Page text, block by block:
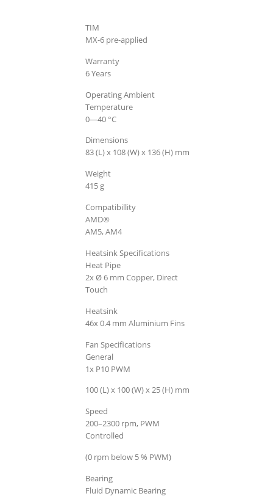
TIM
MX-6 pre-applied
Warranty
6 Years
Operating Ambient
Temperature
0—40 °C
Dimensions
83 (L) x 108 (W) x 136 (H) mm
Weight
415 g
Compatibillity
AMD®
AM5, AM4
Heatsink Specifications
Heat Pipe
2x Ø 6 mm Copper, Direct
Touch
Heatsink
46x 0.4 mm Aluminium Fins
Fan Specifications
General
1x P10 PWM
100 (L) x 100 (W) x 25 (H) mm
Speed
200–2300 rpm, PWM
Controlled
(0 rpm below 5 % PWM)
Bearing
Fluid Dynamic Bearing